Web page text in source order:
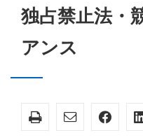
独占禁止法・競争法コンプライ
アンス